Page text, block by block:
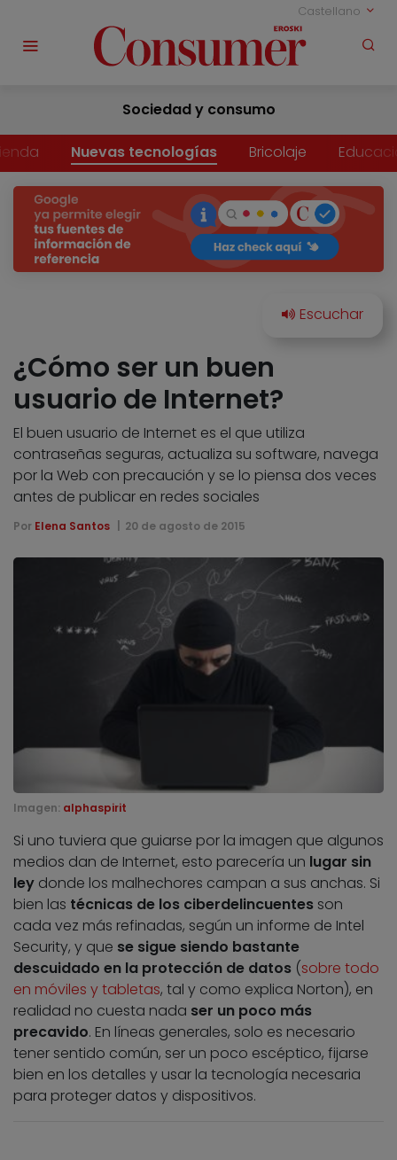
Castellano
Sociedad y consumo
Nuevas tecnologías Bricolaje
¿Cómo ser un buen
usuario de Internet?
El buen usuario de Internet es el que utiliza
contraseñas seguras, actualiza su software, navega
por la Web con precaución y se lo piensa dos veces
antes de publicar en redes sociales
Por Elena Santos 20 de agosto de 2015
Imagen: alphaspirit
Si uno tuviera que guiarse por la imagen que algunos
medios dan de Internet, esto parecería un lugar sin
ley donde los malhechores campan a sus anchas. Si
bien las técnicas de los ciberdelincuentes son
cada vez más refinadas, según un informe de Intel
Security, y que se sigue siendo bastante
descuidado en la protección de datos (sobre todo
en móviles y tabletas, tal y como explica Norton), en
realidad no cuesta nada ser un poco más
precavido. En líneas generales, solo es necesario
tener sentido común, ser un poco escéptico, fijarse
bien en los detalles y usar la tecnología necesaria
para proteger datos y dispositivos.